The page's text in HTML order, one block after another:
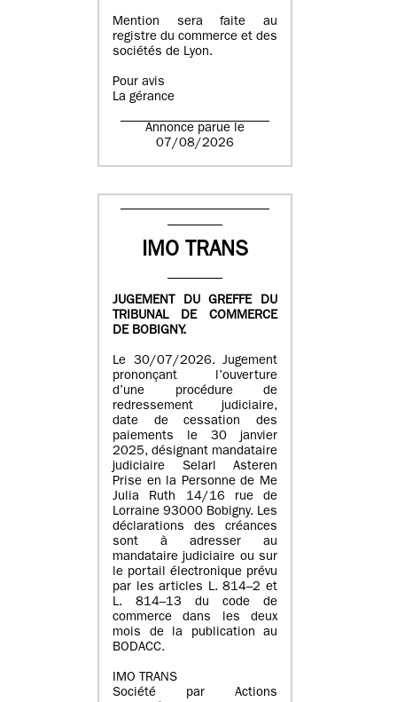
Mention sera faite au
registre du commerce et des
sociétés de Lyon.
Pour avis
La gérance
Annonce parue le
07/08/2026
IMO TRANS
JUGEMENT DU GREFFE DU
TRIBUNAL DE COMMERCE
DE BOBIGNY.
Le 30/07/2026. Jugement
prononçant l’ouverture
d’une procédure de
redressement judiciaire,
date de cessation des
paiements le 30 janvier
2025, désignant mandataire
judiciaire Selarl Asteren
Prise en la Personne de Me
Julia Ruth 14/16 rue de
Lorraine 93000 Bobigny. Les
déclarations des créances
sont à adresser au
mandataire judiciaire ou sur
le portail électronique prévu
par les articles L. 814–2 et
L. 814–13 du code de
commerce dans les deux
mois de la publication au
BODACC.
IMO TRANS
Société par Actions